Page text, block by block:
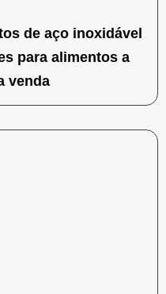
de aço inoxidável
para alimentos a
venda